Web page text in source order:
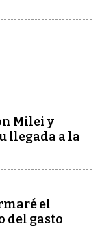
Milei y
llegada a la
el
del gasto